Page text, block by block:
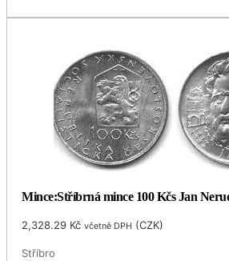
Mince:Stříbrná mince 100 Kčs Jan
2,328.29 Kč včetně DPH (CZK)
Stříbro